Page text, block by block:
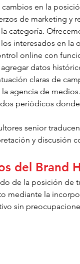
en la
de marketing y
categoría.
interesados en la
online con
datos
claras de
agencia de medios.
periódicos
senior
y discusión
del Brand
de la posición de
mediante la
sin